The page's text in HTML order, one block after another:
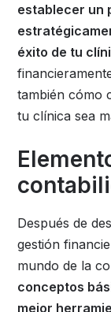
establecer un
éxito de tu
también cómo
tu clínica sea
Después de
gestión
mundo de la
conceptos
mejor